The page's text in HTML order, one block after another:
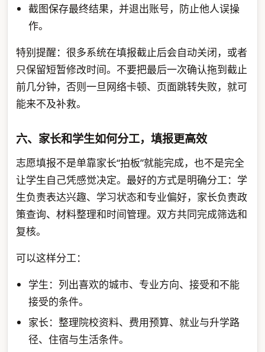
截图保存最终结果，并退出账号，防止他人误操
作。
特别提醒：很多系统在填报截止后会自动关闭，或者
只保留短暂修改时间。不要把最后一次确认拖到截止
前几分钟，否则一旦网络卡顿、页面跳转失败，就可
能来不及补救。
六、家长和学生如何分工，填报更高效
志愿填报不是单靠家长“拍板”就能完成，也不是完全
让学生自己凭感觉决定。最好的方式是明确分工：学
生负责表达兴趣、学习状态和专业偏好，家长负责政
策查询、材料整理和时间管理。双方共同完成筛选和
复核。
可以这样分工：
学生：列出喜欢的城市、专业方向、接受和不能
接受的条件。
家长：整理院校资料、费用预算、就业与升学路
径、住宿与生活条件。